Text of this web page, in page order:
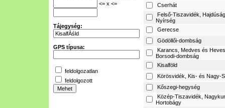
<= x <=
Tájegység:
GPS típusa:
feldolgozatlan
feldolgozott
Cserhát
Felső-Tiszavidék,
Nyírség
Gerecse
Gödöllői-dombság
Karancs, Medves és
Borsodi-dombság
Kisalföld
Körösvidék, Kis- és Nagy-
Kőszegi-hegység
Közép-Tiszavidék,
Hortobágy